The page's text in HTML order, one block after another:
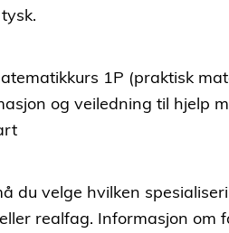
1P (praktisk
og veiledning til hjelp
du velge hvilken
realfag. Informasjon om